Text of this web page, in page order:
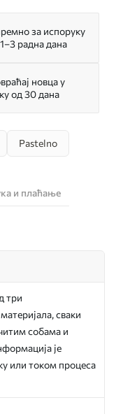
за испоруку
радна дана
новца у
од 30 дана
Pastelno
и плаћање
три
сваки
собама и
је
или током процеса